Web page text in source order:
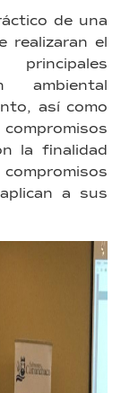
de una
realizaran el
ambiental
así como
la finalidad
a sus